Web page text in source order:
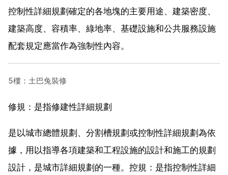
控制性詳細規劃確定的各地塊的主要用途、建築密度、
建築高度、容積率、綠地率、基礎設施和公共服務設施
配套規定應當作為強制性內容。
5樓：土巴兔裝修
修規：是指修建性詳細規劃
是以城市總體規劃、分割槽規劃或控制性詳細規劃為依
據，用以指導各項建築和工程設施的設計和施工的規劃
設計，是城市詳細規劃的一種。控規：是指控制性詳細